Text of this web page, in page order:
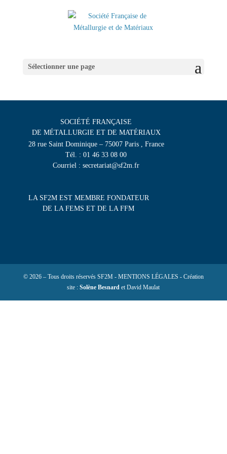
Sélectionner une page
SOCIÉTÉ FRANÇAISE
DE MÉTALLURGIE ET DE MATÉRIAUX
28 rue Saint Dominique – 75007 Paris , France
Tél. : 01 46 33 08 00
Courriel : secretariat@sf2m.fr
LA SF2M EST MEMBRE FONDATEUR
DE LA FEMS ET DE LA FFM
© 2026 – Tous droits réservés SF2M - MENTIONS LÉGALES - Création
site :Solène Besnard et David Maulat